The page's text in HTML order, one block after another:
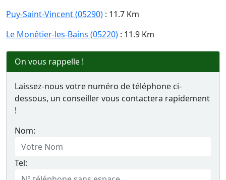
Puy-Saint-Vincent (05290) : 11.7 Km
Le Monêtier-les-Bains (05220) : 11.9 Km
On vous rappelle !
Laissez-nous votre numéro de téléphone ci-
dessous, un conseiller vous contactera rapidement
!
Nom:
Tel: